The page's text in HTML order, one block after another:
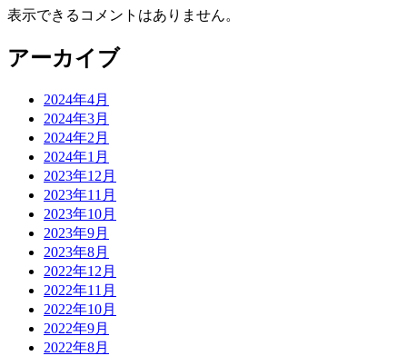
表示できるコメントはありません。
アーカイブ
2024年4月
2024年3月
2024年2月
2024年1月
2023年12月
2023年11月
2023年10月
2023年9月
2023年8月
2022年12月
2022年11月
2022年10月
2022年9月
2022年8月